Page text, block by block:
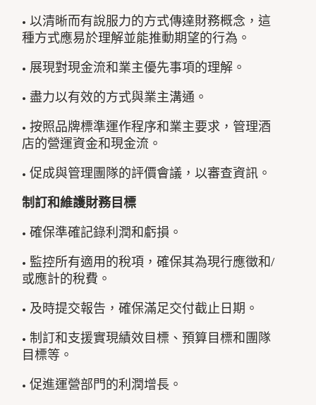
• 以清晰而有說服力的方式傳達財務概念，這
種方式應易於理解並能推動期望的行為。
• 展現對現金流和業主優先事項的理解。
• 盡力以有效的方式與業主溝通。
• 按照品牌標準運作程序和業主要求，管理酒
店的營運資金和現金流。
• 促成與管理團隊的評價會議，以審查資訊。
制訂和維護財務目標
• 確保準確記錄利潤和虧損。
• 監控所有適用的稅項，確保其為現行應徵和/
或應計的稅費。
• 及時提交報告，確保滿足交付截止日期。
• 制訂和支援實現績效目標、預算目標和團隊
目標等。
• 促進運營部門的利潤增長。